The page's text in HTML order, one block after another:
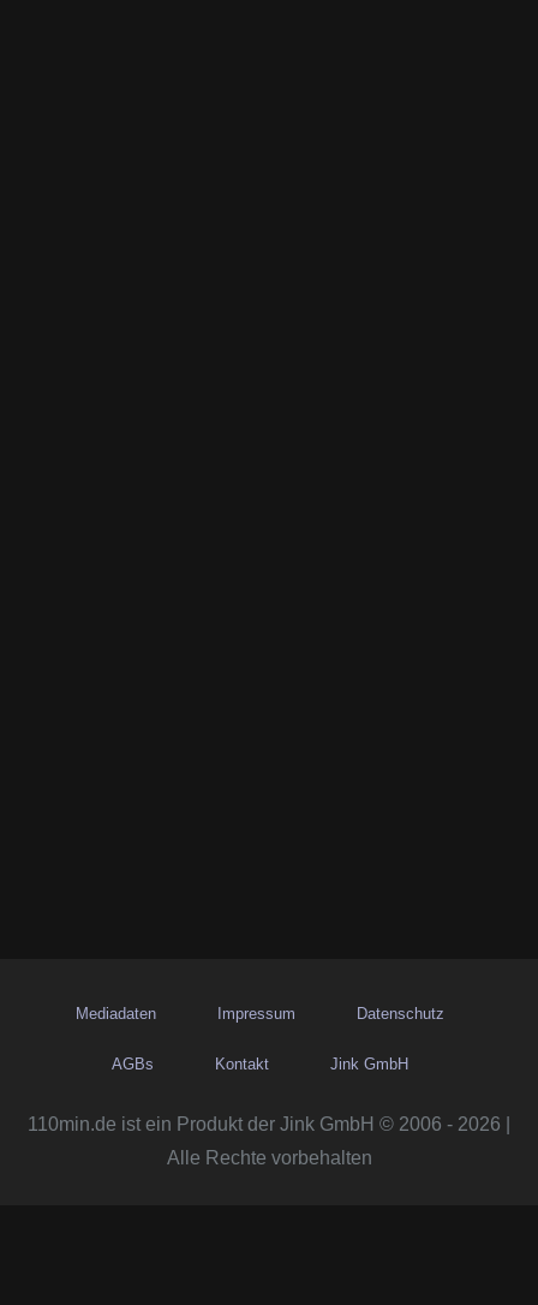
Mediadaten Impressum Datenschutz
AGBs Kontakt Jink GmbH
110min.de ist ein Produkt der Jink GmbH © 2006 - 2026 |
Alle Rechte vorbehalten